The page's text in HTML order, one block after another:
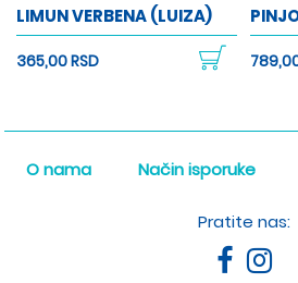
LIMUN VERBENA (LUIZA)
365,00 RSD
O nama Način isporuke
Pratite nas: